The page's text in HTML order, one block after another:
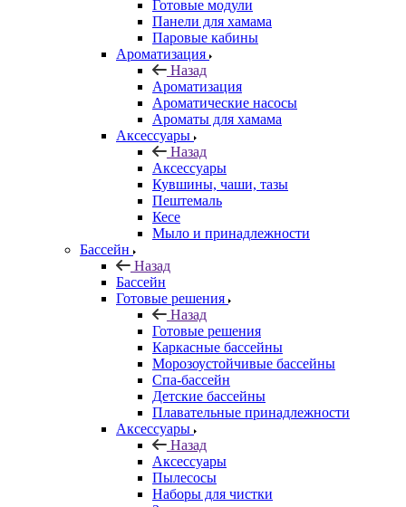
Готовые модули
Панели для хамама
Паровые кабины
Ароматизация
Назад
Ароматизация
Ароматические насосы
Ароматы для хамама
Аксессуары
Назад
Аксессуары
Кувшины, чаши, тазы
Пештемаль
Кесе
Мыло и принадлежности
Бассейн
Назад
Бассейн
Готовые решения
Назад
Готовые решения
Каркасные бассейны
Морозоустойчивые бассейны
Спа-бассейн
Детские бассейны
Плавательные принадлежности
Аксессуары
Назад
Аксессуары
Пылесосы
Наборы для чистки